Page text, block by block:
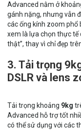
Advanced nằm ở
gánh nặng, nhưng vẫn
các ống kính zoom phổ
xem là lựa chọn thực
thật”, thay vì chỉ đẹp
3. Tải trọng
DSLR và lens
Tải trọng khoảng 9kg
Advanced hỗ trợ tốt
có thể sử dụng với các